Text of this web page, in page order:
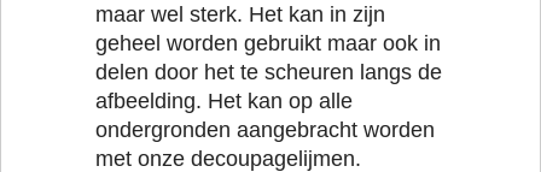
maar wel sterk. Het kan in zijn
geheel worden gebruikt maar ook in
delen door het te scheuren langs de
afbeelding. Het kan op alle
ondergronden aangebracht worden
met onze decoupagelijmen.